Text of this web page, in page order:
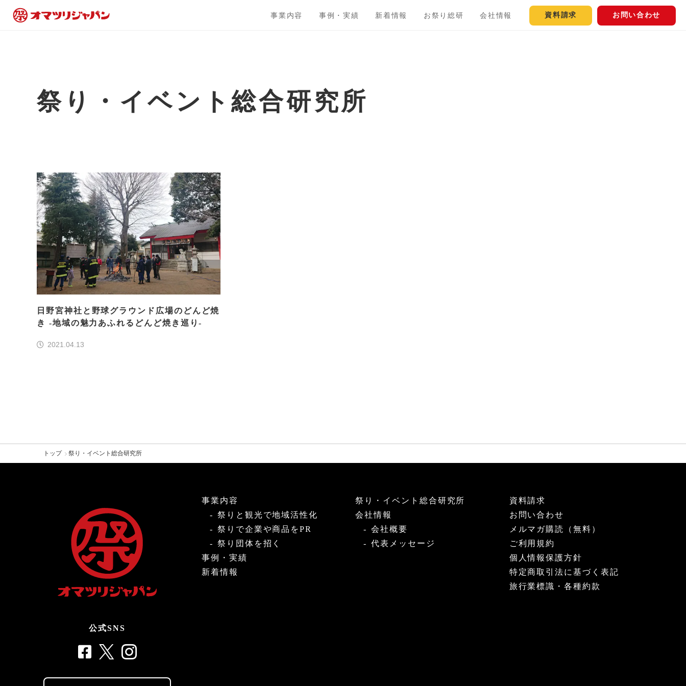
事業内容 事例・実績 新着情報 お祭り総研 会社情報 資料請求 お問い合わせ
祭り・イベント総合研究所
日野宮神社と野球グラウンド広場のどんど焼
き -地域の魅力あふれるどんど焼き巡り-
2021.04.13
トップ 祭り・イベント総合研究所
公式SNS
事業内容
祭りと観光で地域活性化
祭りで企業や商品をPR
祭り団体を招く
事例・実績
新着情報
祭り・イベント総合研究所
会社情報
会社概要
代表メッセージ
資料請求
お問い合わせ
メルマガ購読（無料）
ご利用規約
個人情報保護方針
特定商取引法に基づく表記
旅行業標識・各種約款